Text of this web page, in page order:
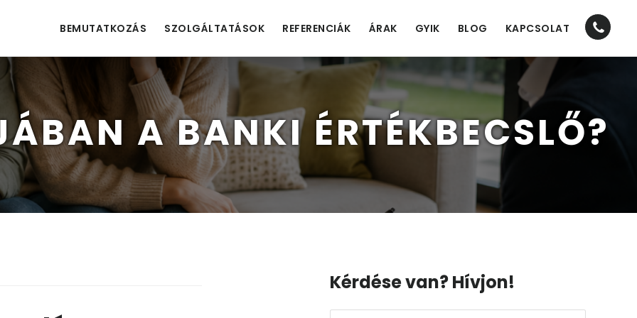
BEMUTATKOZÁS SZOLGÁLTATÁSOK REFERENCIÁK ÁRAK GYIK BLOG KAPCSOLAT
Nav
A BANKI ÉRTÉKBECSLŐ?
oldalsáv
Kérdése van? Hívjon!